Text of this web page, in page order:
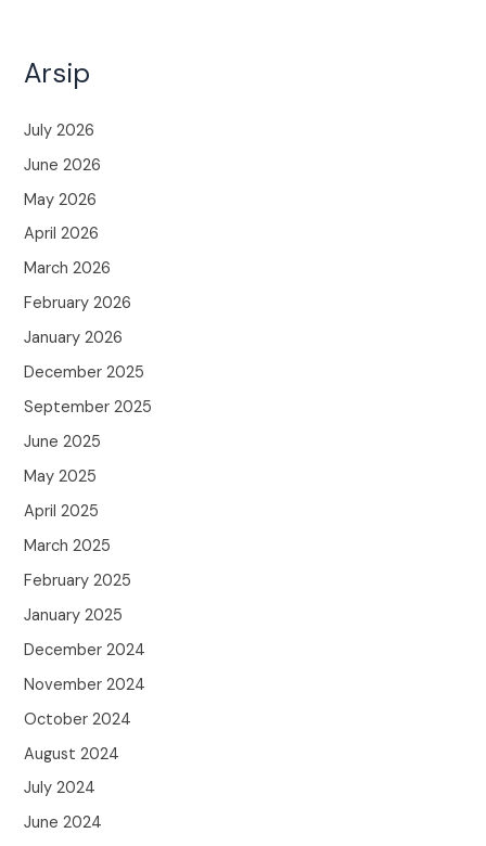
Arsip
July 2026
June 2026
May 2026
April 2026
March 2026
February 2026
January 2026
December 2025
September 2025
June 2025
May 2025
April 2025
March 2025
February 2025
January 2025
December 2024
November 2024
October 2024
August 2024
July 2024
June 2024